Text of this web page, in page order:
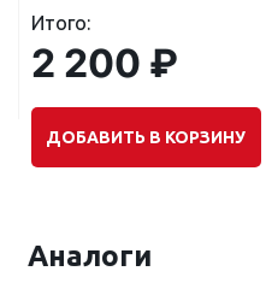
Итого:
2 200 ₽
ДОБАВИТЬ В КОРЗИНУ
Аналоги